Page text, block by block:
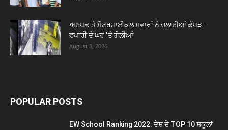
ਅਣਪਛਾਤੇ ਮੋਟਰਸਾਈਕਲ ਸਵਾਰਾਂ ਨੇ ਚਲਾਈਆਂ ਕੱਪੜਾ
ਵਪਾਰੀ ਦੇ ਘਰ ‘ਤੇ ਗੋਲੀਆਂ
August 8, 2026
POPULAR POSTS
EW School Ranking 2022: ਦੇਸ਼ ਦੇ TOP 10 ਸਕੂਲਾਂ